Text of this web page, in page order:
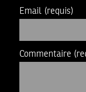
Email (requis)
Commentaire